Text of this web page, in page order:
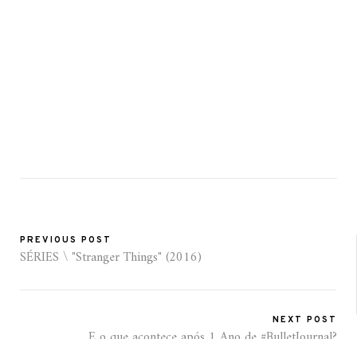
PREVIOUS POST
SÉRIES \ "Stranger Things" (2016)
NEXT POST